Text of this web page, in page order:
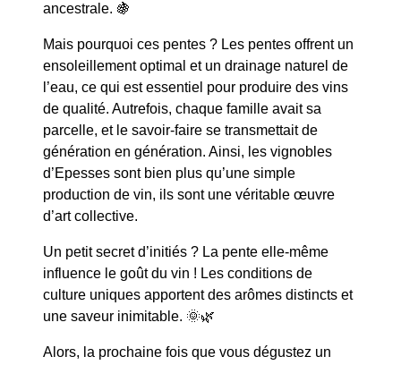
ancestrale. 🍇
Mais pourquoi ces pentes ? Les pentes offrent un
ensoleillement optimal et un drainage naturel de
l’eau, ce qui est essentiel pour produire des vins
de qualité. Autrefois, chaque famille avait sa
parcelle, et le savoir-faire se transmettait de
génération en génération. Ainsi, les vignobles
d’Epesses sont bien plus qu’une simple
production de vin, ils sont une véritable œuvre
d’art collective.
Un petit secret d’initiés ? La pente elle-même
influence le goût du vin ! Les conditions de
culture uniques apportent des arômes distincts et
une saveur inimitable. 🌞🌿
Alors, la prochaine fois que vous dégustez un